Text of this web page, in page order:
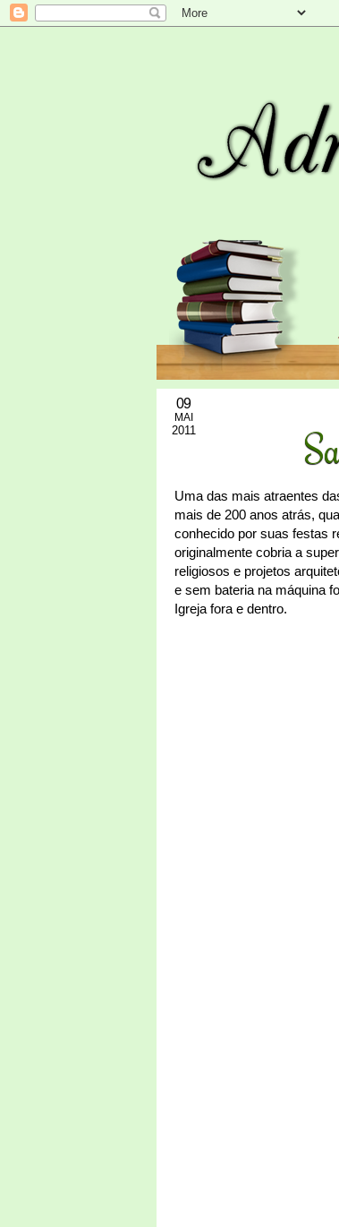
09
MAI
2011
Uma das mais atraentes
mais de 200 anos atrás,
conhecido por suas festas
originalmente cobria a
religiosos e projetos
e sem bateria na máquina
Igreja fora e dentro.